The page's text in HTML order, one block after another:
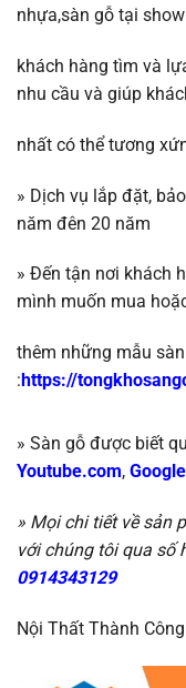
nhựa,sàn gỗ tại
khách hàng tìm và
nhu cầu và giúp
nhất có thể tương
» Dịch vụ lắp đặt,
năm đên 20 năm
» Đến tận nơi khách
mình muốn mua
thêm những mẫu
: https://
» Sàn gỗ được biết
Youtube.com,
» Mọi chi tiết về sản
với chúng tôi qua số
0914343129
Nội Thất Thành